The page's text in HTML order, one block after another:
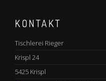
KONTAKT
Tischlerei Rieger
Krispl 24
5425 Krispl